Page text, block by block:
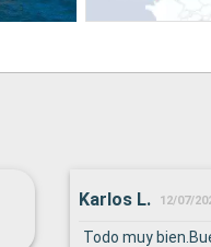
Karlos L. 12/07/
Todo muy